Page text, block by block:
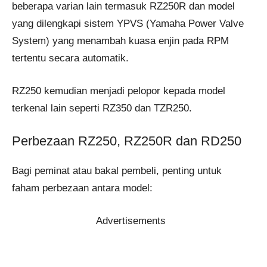
beberapa varian lain termasuk RZ250R dan model
yang dilengkapi sistem YPVS (Yamaha Power Valve
System) yang menambah kuasa enjin pada RPM
tertentu secara automatik.
RZ250 kemudian menjadi pelopor kepada model
terkenal lain seperti RZ350 dan TZR250.
Perbezaan RZ250, RZ250R dan RD250
Bagi peminat atau bakal pembeli, penting untuk
faham perbezaan antara model:
Advertisements